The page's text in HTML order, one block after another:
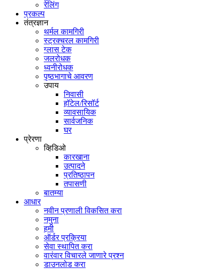
रेलिंग
प्रकल्प
तंत्रज्ञान
थर्मल कामगिरी
स्ट्रक्चरल कामगिरी
ग्लास टेक
जलरोधक
ध्वनीरोधक
पृष्ठभागाचे आवरण
उपाय
निवासी
हॉटेल/रिसॉर्ट
व्यावसायिक
सार्वजनिक
घर
प्रेरणा
व्हिडिओ
कारखाना
उत्पादने
प्रतिष्ठापन
तपासणी
बातम्या
आधार
नवीन प्रणाली विकसित करा
नमुना
हमी
ऑर्डर प्रक्रिया
सेवा स्थापित करा
वारंवार विचारले जाणारे प्रश्न
डाउनलोड करा